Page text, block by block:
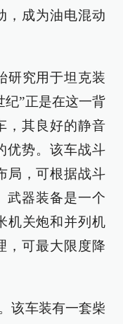
，成为油电混动
研究用于坦克装
纪”正是在这一背
，其良好的静音
优势。该车战斗
局，可根据战斗
武器装备是一个
机关炮和并列机
，可最大限度降
该车装有一套柴